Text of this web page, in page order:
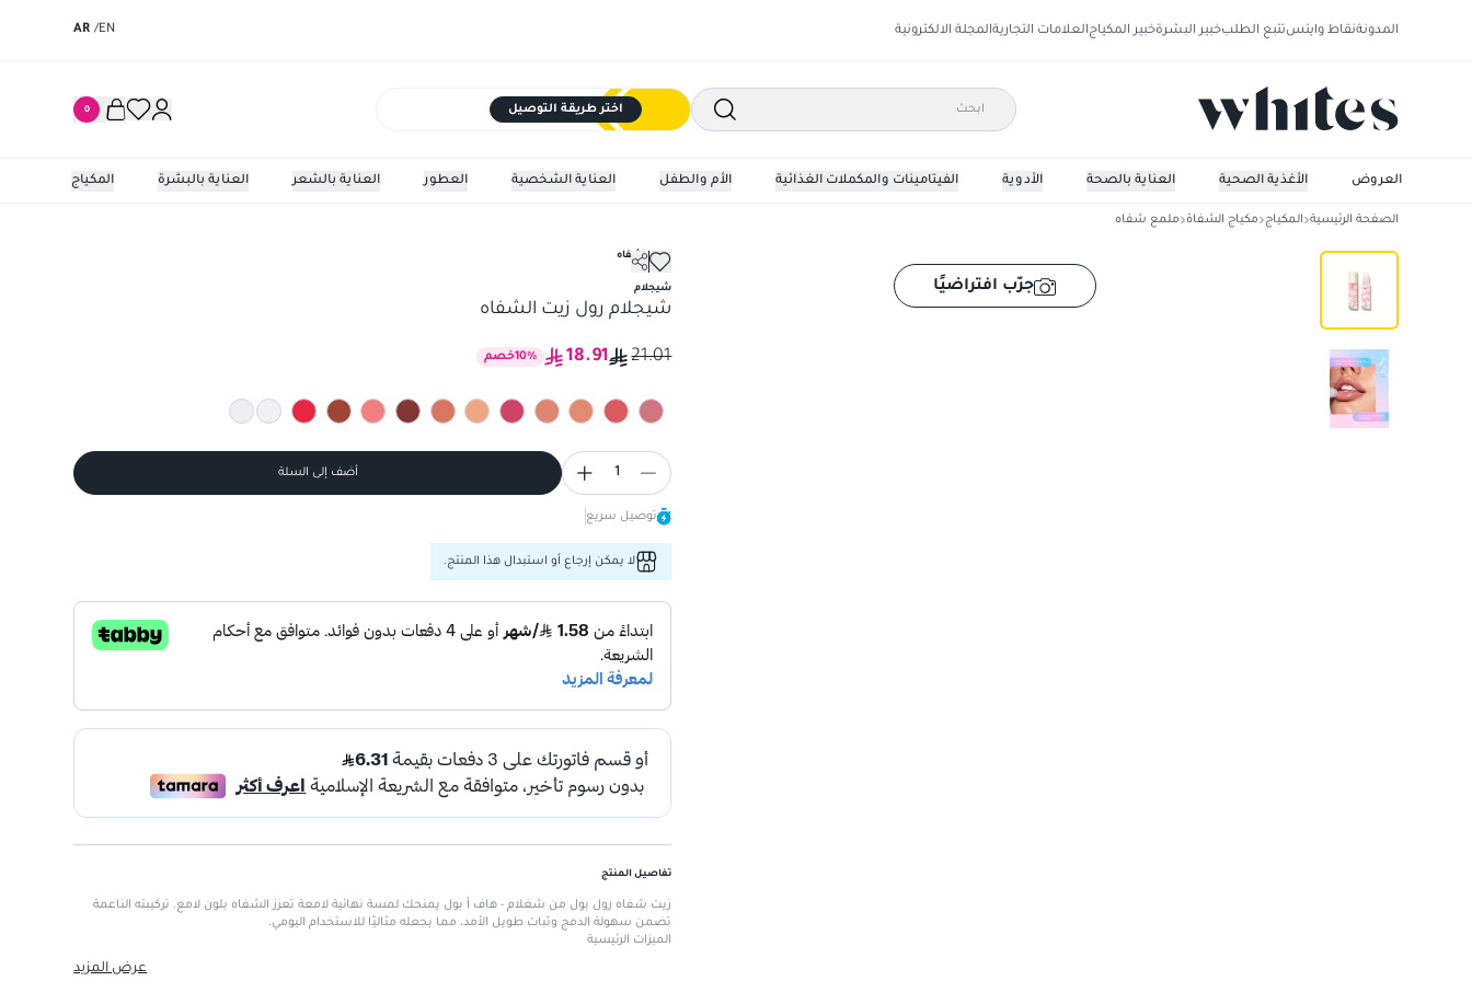
المدونةنقاط وايتستتبع الطلبخبير البشرةخبير المكياجالعلامات التجاريةالمجلة الالكترونية EN
/
AR
اختر طريقة التوصيل 0
المكياج العناية بالبشرة العناية بالشعر العطور العناية الشخصية الأم والطفل الفيتامينات والمكملات الغذائية الأدوية العناية بالصحة الأغذية الصحية العروض
الصفحة الرئيسية المكياج مكياج الشفاة ملمع شفاه
شيجلام رول زيت الشفاه
جرّب افتراضيًا
ملمع شفاه
شيجلام
شيجلام رول زيت الشفاه
21.01
18.91
10% خصم
1 أضف إلى السلة
توصيل سريع
لا يمكن إرجاع أو استبدال هذا المنتج.
تفاصيل المنتج
زيت شفاه رول بول من شغلام - هاف أ بول يمنحك لمسة نهائية لامعة تعزز الشفاه بلون لامع. تركيبته الناعمة
تضمن سهولة الدمج وثبات طويل الأمد، مما يجعله مثاليًا للاستخدام اليومي.
الميزات الرئيسية
عرض المزيد